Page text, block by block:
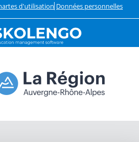
d'utilisation Données personnelles